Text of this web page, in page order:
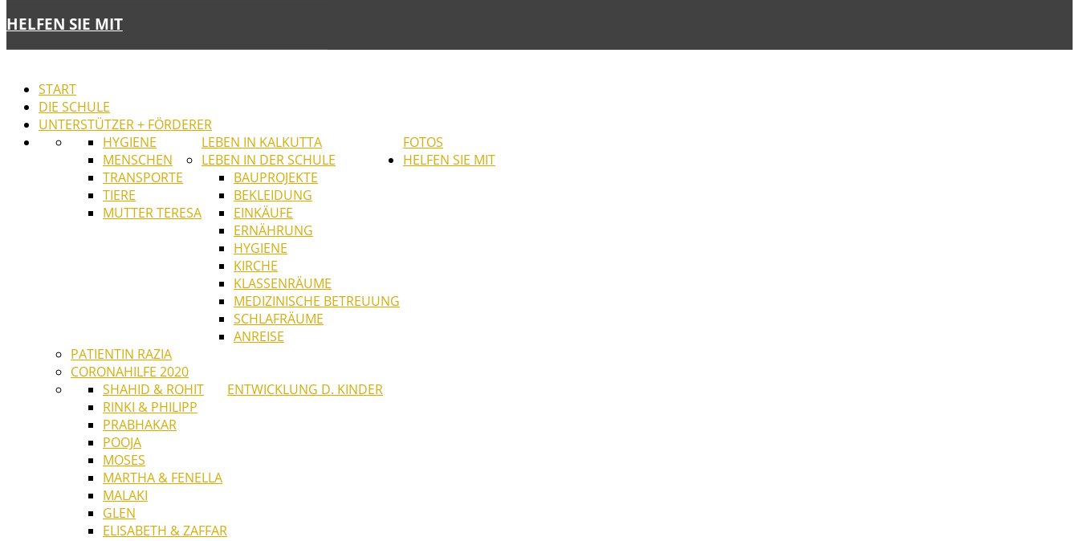
HELFEN SIE MIT
START
DIE SCHULE
UNTERSTÜTZER + FÖRDERER
FOTOS
LEBEN IN KALKUTTA
HYGIENE
MENSCHEN
TRANSPORTE
TIERE
MUTTER TERESA
LEBEN IN DER SCHULE
BAUPROJEKTE
BEKLEIDUNG
EINKÄUFE
ERNÄHRUNG
HYGIENE
KIRCHE
KLASSENRÄUME
MEDIZINISCHE BETREUUNG
SCHLAFRÄUME
ANREISE
PATIENTIN RAZIA
CORONAHILFE 2020
ENTWICKLUNG D. KINDER
SHAHID & ROHIT
RINKI & PHILIPP
PRABHAKAR
POOJA
MOSES
MARTHA & FENELLA
MALAKI
GLEN
ELISABETH & ZAFFAR
HELFEN SIE MIT